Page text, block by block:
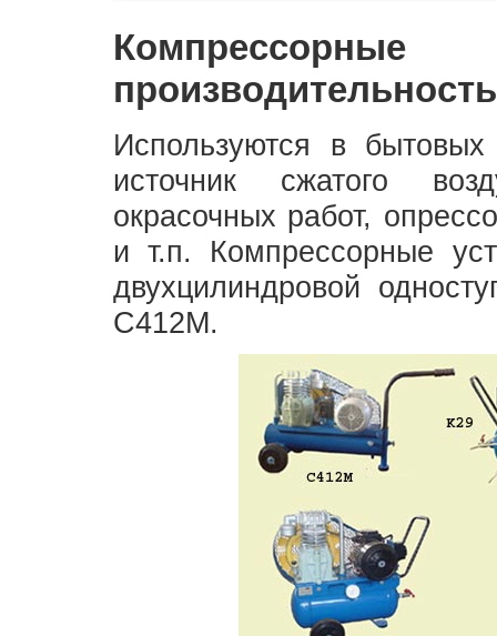
Используются в
источник сжатого
окрасочных работ,
и т.п. Компрессорные
двухцилиндровой
С412М.